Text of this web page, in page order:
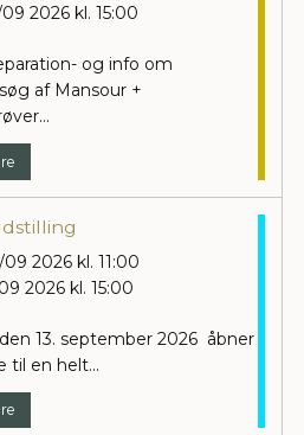
2026 kl. 15:00
og info om
af Mansour +
09 2026 kl. 11:00
2026 kl. 15:00
13. september 2026 åbner
til en helt...